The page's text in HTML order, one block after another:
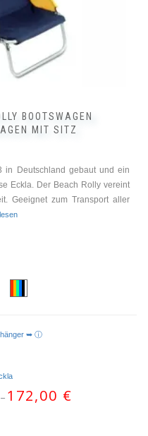
BOOTSWAGEN
MIT SITZ
in Deutschland gebaut und ein
Eckla. Der Beach Rolly vereint
Geeignet zum Transport aller
➥ ⓘ
– 172,00 €